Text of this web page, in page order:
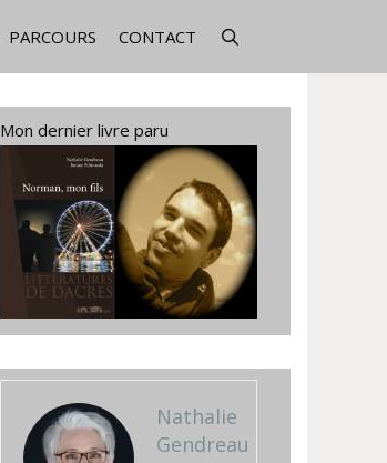
PARCOURS CONTACT
Mon dernier livre paru
Nathalie
Gendreau